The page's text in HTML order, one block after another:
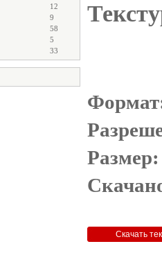
12
9
58
5
33